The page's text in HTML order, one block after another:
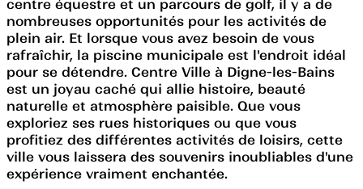
centre équestre et un parcours de golf, il y a de
nombreuses opportunités pour les activités de
plein air. Et lorsque vous avez besoin de vous
rafraîchir, la piscine municipale est l'endroit idéal
pour se détendre. Centre Ville à Digne-les-Bains
est un joyau caché qui allie histoire, beauté
naturelle et atmosphère paisible. Que vous
exploriez ses rues historiques ou que vous
profitiez des différentes activités de loisirs, cette
ville vous laissera des souvenirs inoubliables d'une
expérience vraiment enchantée.